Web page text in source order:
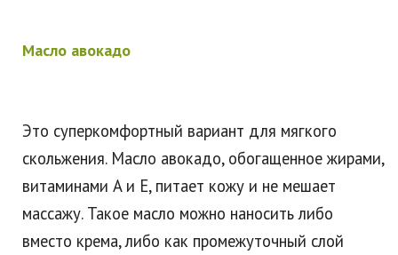
Масло авокадо
Это суперкомфортный вариант для мягкого
скольжения. Масло авокадо, обогащенное жирами,
витаминами A и E, питает кожу и не мешает
массажу. Такое масло можно наносить либо
вместо крема, либо как промежуточный слой